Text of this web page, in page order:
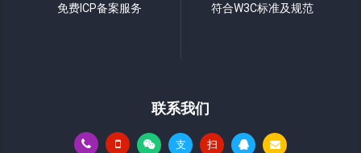
免费ICP备案服务 符合W3C标准及规范
联系我们
支 扫